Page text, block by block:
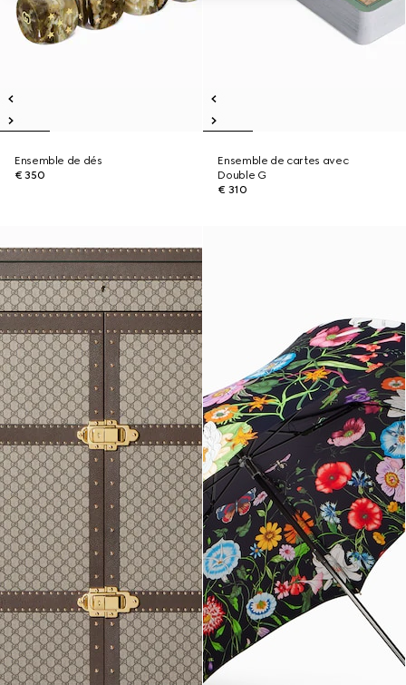
Ensemble de dés
€ 350
Ensemble de cartes avec
Double G
€ 310